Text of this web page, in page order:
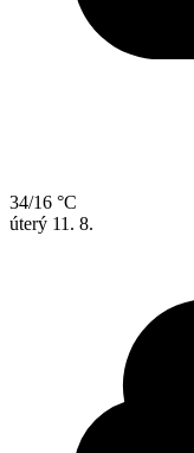
34/16 °C
úterý 11. 8.